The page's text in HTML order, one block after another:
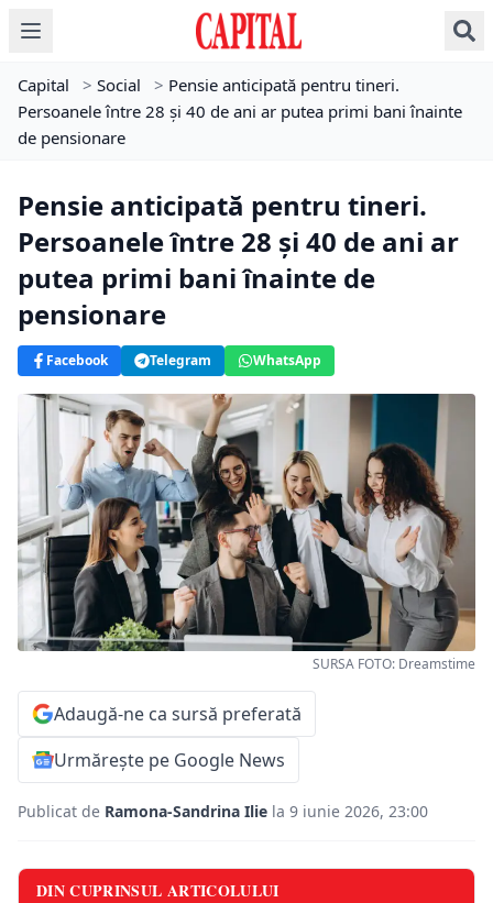
Capital > Social > Pensie anticipată pentru tineri.
Persoanele între 28 și 40 de ani ar putea primi bani înainte
de pensionare
Pensie anticipată pentru tineri.
Persoanele între 28 și 40 de ani ar
putea primi bani înainte de
pensionare
Facebook Telegram WhatsApp
SURSA FOTO: Dreamstime
Adaugă-ne ca sursă preferată
Urmărește pe Google News
Publicat de Ramona-Sandrina Ilie la 9 iunie 2026, 23:00
DIN CUPRINSUL ARTICOLULUI